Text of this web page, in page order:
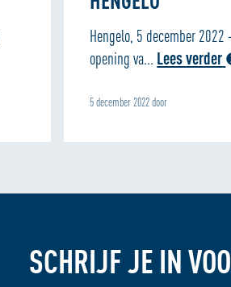
Hengelo, 5 december
opening va... Lees verder
5 december 2022 door
SCHRIJF JE IN